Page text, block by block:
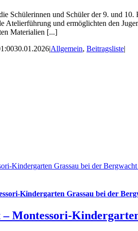
Schülerinnen und Schüler der 9. und
Atelierführung und ermöglichten den
Materialien [...]
30.01.2026|Allgemein, Beitragsliste|
Kindergarten Grassau bei der Bergwacht
Kindergarten Grassau bei der
Montessori-